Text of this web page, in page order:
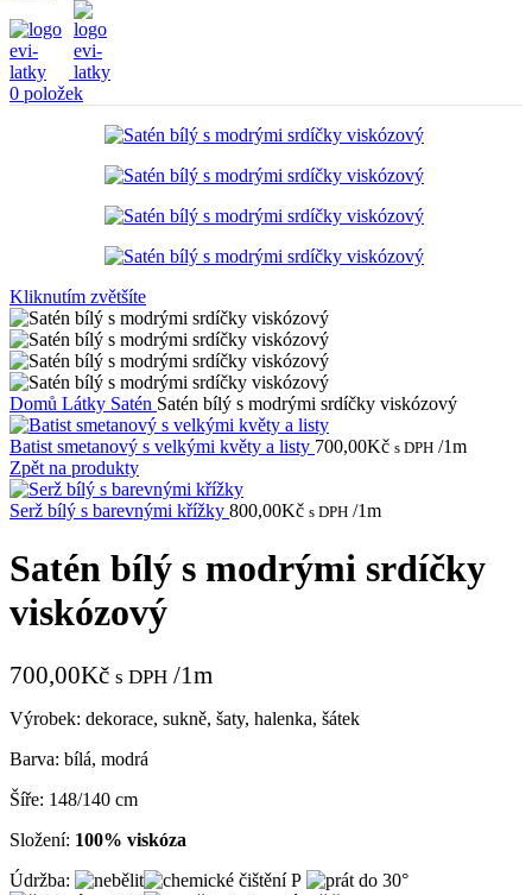
0 položek
Kliknutím zvětšíte
Domů Látky Satén Satén bílý s modrými srdíčky viskózový
Batist smetanový s velkými květy a listy 700,00Kč s DPH /1m
Zpět na produkty
Serž bílý s barevnými křížky 800,00Kč s DPH /1m
Satén bílý s modrými srdíčky
viskózový
700,00Kč s DPH /1m
Výrobek: dekorace, sukně, šaty, halenka, šátek
Barva: bílá, modrá
Šíře: 148/140 cm
Složení: 100% viskóza
Údržba: